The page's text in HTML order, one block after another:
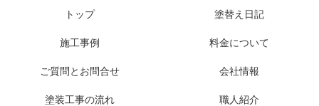
トップ 塗替え日記
施工事例 料金について
ご質問とお問合せ 会社情報
塗装工事の流れ 職人紹介